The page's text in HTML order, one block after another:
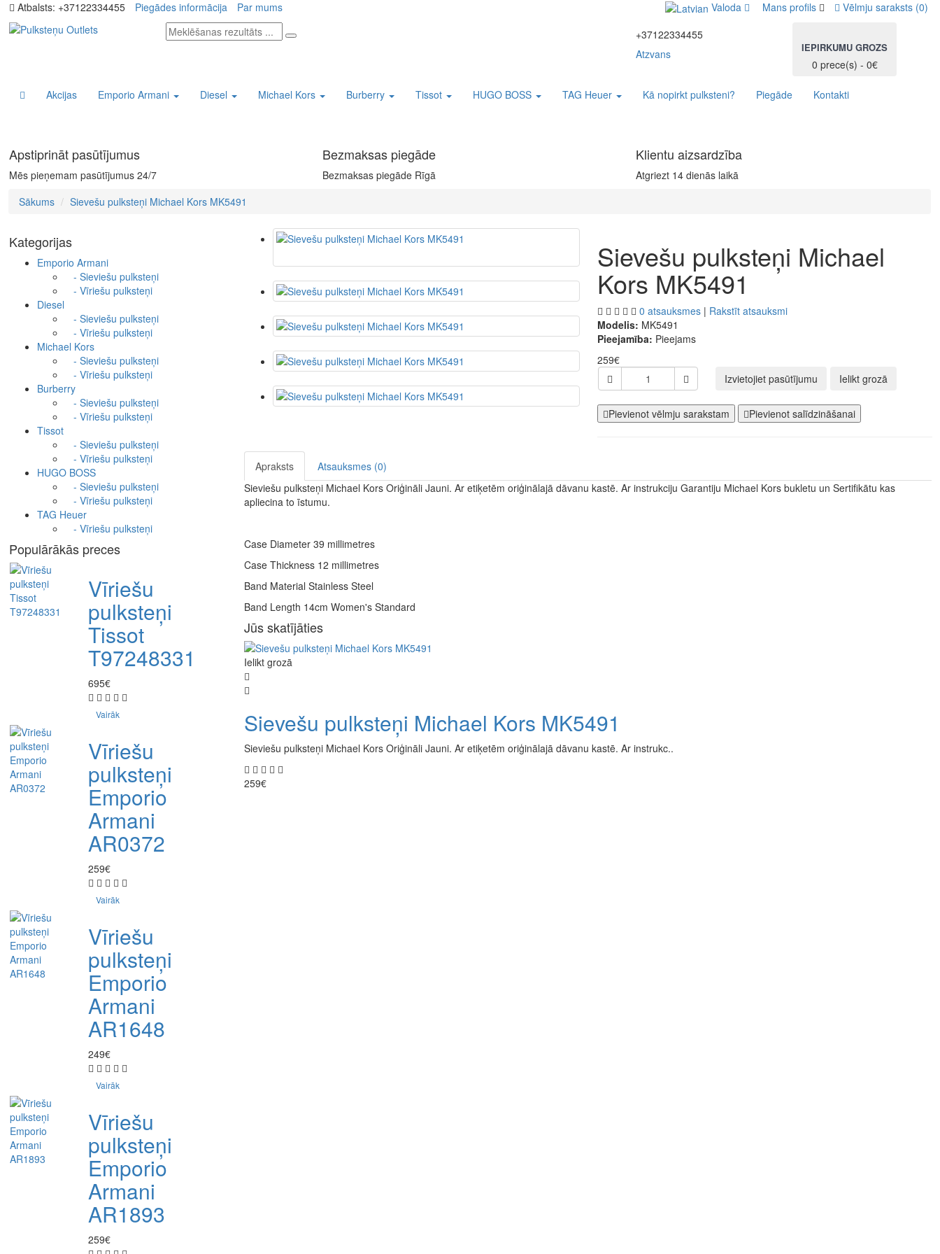
Atbalsts: +37122334455 Piegādes informācija Par mums Valoda Mans profils
Vēlmju saraksts (0)
+37122334455
Atzvans
IEPIRKUMU GROZS
0 prece(s) - 0€
Akcijas Emporio Armani Diesel Michael Kors Burberry Tissot HUGO BOSS TAG Heuer Kā nopirkt pulksteni? Piegāde Kontakti
Apstiprināt pasūtījumus
Mēs pieņemam pasūtījumus 24/7
Bezmaksas piegāde
Bezmaksas piegāde Rīgā
Klientu aizsardzība
Atgriezt 14 dienās laikā
Sākums
Sievešu pulksteņi Michael Kors MK5491
Kategorijas
Emporio Armani
- Sieviešu pulksteņi
- Vīriešu pulksteņi
Diesel
- Sieviešu pulksteņi
- Vīriešu pulksteņi
Michael Kors
- Sieviešu pulksteņi
- Vīriešu pulksteņi
Burberry
- Sieviešu pulksteņi
- Vīriešu pulksteņi
Tissot
- Sieviešu pulksteņi
- Vīriešu pulksteņi
HUGO BOSS
- Sieviešu pulksteņi
- Vīriešu pulksteņi
TAG Heuer
- Vīriešu pulksteņi
Populārākās preces
Vīriešu
pulksteņi
Tissot
T97248331
695€
Vairāk
Vīriešu
pulksteņi
Emporio
Armani
AR0372
259€
Vairāk
Vīriešu
pulksteņi
Emporio
Armani
AR1648
249€
Vairāk
Vīriešu
pulksteņi
Emporio
Armani
AR1893
259€
Sievešu pulksteņi Michael
Kors MK5491
0 atsauksmes | Rakstīt atsauksmi
Modelis: MK5491
Pieejamība: Pieejams
259€
Izvietojiet pasūtījumu
Ielikt grozā
Pievienot vēlmju sarakstam Pievienot salīdzināšanai
Apraksts
Atsauksmes (0)
Sieviešu pulksteņi Michael Kors Oriģināli Jauni. Ar etiķetēm oriģinālajā dāvanu kastē. Ar instrukciju Garantiju Michael Kors bukletu un Sertifikātu kas
apliecina to īstumu.
Case Diameter 39 millimetres
Case Thickness 12 millimetres
Band Material Stainless Steel
Band Length 14cm Women's Standard
Jūs skatījāties
Ielikt grozā
Sievešu pulksteņi Michael Kors MK5491
Sieviešu pulksteņi Michael Kors Oriģināli Jauni. Ar etiķetēm oriģinālajā dāvanu kastē. Ar instrukc..
259€